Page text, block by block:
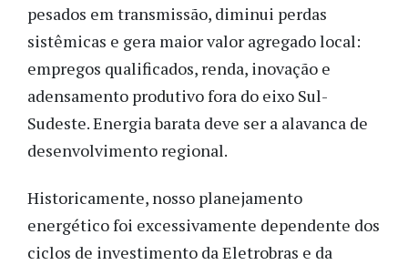
pesados em transmissão, diminui perdas
sistêmicas e gera maior valor agregado local:
empregos qualificados, renda, inovação e
adensamento produtivo fora do eixo Sul-
Sudeste. Energia barata deve ser a alavanca de
desenvolvimento regional.
Historicamente, nosso planejamento
energético foi excessivamente dependente dos
ciclos de investimento da Eletrobras e da